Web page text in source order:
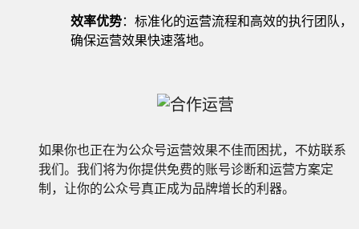
效率优势：标准化的运营流程和高效的执行团队，
确保运营效果快速落地。
如果你也正在为公众号运营效果不佳而困扰，不妨联系
我们。我们将为你提供免费的账号诊断和运营方案定
制，让你的公众号真正成为品牌增长的利器。